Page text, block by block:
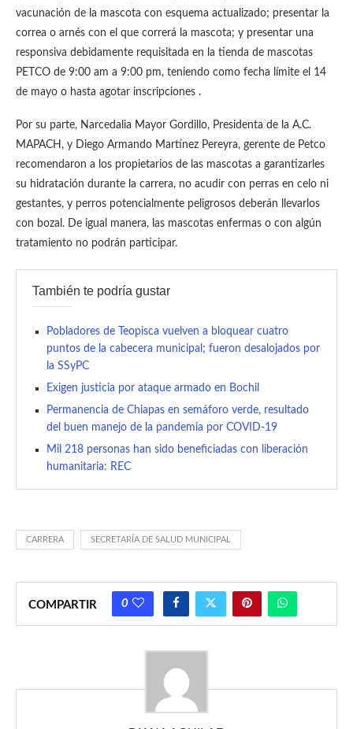
vacunación de la mascota con esquema actualizado; presentar la
correa o arnés con el que correrá la mascota; y presentar una
responsiva debidamente requisitada en la tienda de mascotas
PETCO de 9:00 am a 9:00 pm, teniendo como fecha límite el 14
de mayo o hasta agotar inscripciones .
Por su parte, Narcedalia Mayor Gordillo, Presidenta de la A.C.
MAPACH, y Diego Armando Martínez Pereyra, gerente de Petco
recomendaron a los propietarios de las mascotas a garantizarles
su hidratación durante la carrera, no acudir con perras en celo ni
gestantes, y perros potencialmente peligrosos deberán llevarlos
con bozal. De igual manera, las mascotas enfermas o con algún
tratamiento no podrán participar.
También te podría gustar
Pobladores de Teopisca vuelven a bloquear cuatro
puntos de la cabecera municipal; fueron desalojados por
la SSyPC
Exigen justicia por ataque armado en Bochil
Permanencia de Chiapas en semáforo verde, resultado
del buen manejo de la pandemia por COVID-19
Mil 218 personas han sido beneficiadas con liberación
humanitaria: REC
CARRERA SECRETARÍA DE SALUD MUNICIPAL
COMPARTIR 0